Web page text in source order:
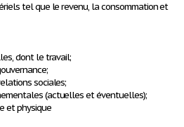
tel que le revenu, la consommation et
dont le travail;
sociales;
(actuelles et éventuelles);
et physique